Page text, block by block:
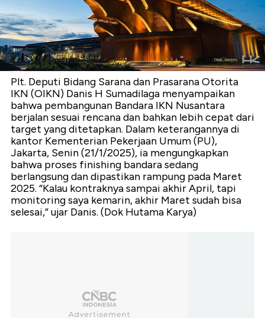
Plt. Deputi Bidang Sarana dan Prasarana Otorita
IKN (OIKN) Danis H Sumadilaga menyampaikan
bahwa pembangunan Bandara IKN Nusantara
berjalan sesuai rencana dan bahkan lebih cepat dari
target yang ditetapkan. Dalam keterangannya di
kantor Kementerian Pekerjaan Umum (PU),
Jakarta, Senin (21/1/2025), ia mengungkapkan
bahwa proses finishing bandara sedang
berlangsung dan dipastikan rampung pada Maret
2025. “Kalau kontraknya sampai akhir April, tapi
monitoring saya kemarin, akhir Maret sudah bisa
selesai,” ujar Danis. (Dok Hutama Karya)